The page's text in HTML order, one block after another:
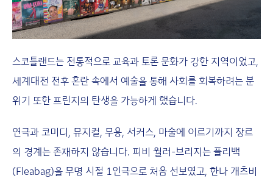
스코틀랜드는 전통적으로 교육과 토론 문화가 강한 지역이었고,
세계대전 전후 혼란 속에서 예술을 통해 사회를 회복하려는 분
위기 또한 프린지의 탄생을 가능하게 했습니다.
연극과 코미디, 뮤지컬, 무용, 서커스, 마술에 이르기까지 장르
의 경계는 존재하지 않습니다. 피비 월러-브리지는 플리백
(Fleabag)을 무명 시절 1인극으로 처음 선보였고, 한나 개츠비